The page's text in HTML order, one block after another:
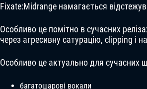
Fixate:Midrange намагається
Особливо це помітно в сучасних
через агресивну сатурацію, clipping і
Особливо це актуально для сучасних
багатошарові вокали